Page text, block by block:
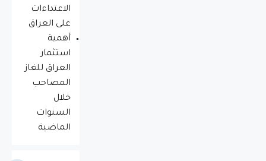
الاعتداءات
على العراق
أهمية
استثمار
العراق للغاز
المصاحب
خلال
السنوات
الماضية